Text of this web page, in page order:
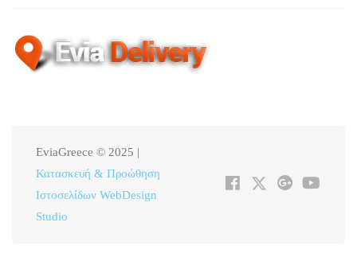
EviaGreece © 2025 |
Κατασκευή & Προώθηση
Ιστοσελίδων WebDesign
Studio